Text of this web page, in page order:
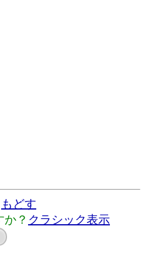
もどす
？ クラシック表示